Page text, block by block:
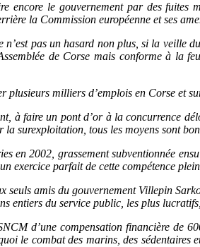
encore le gouvernement par des fuites
la Commission européenne et ses
n’est pas un hasard non plus, si la veille
de Corse mais conforme à la
milliers d’emplois en Corse et
à faire un pont d’or à la concurrence
la surexploitation, tous les moyens sont
en 2002, grassement subventionnée
exercice parfait de cette compétence
seuls amis du gouvernement Villepin
entiers du service public, les plus
d’une compensation financière de
le combat des marins, des